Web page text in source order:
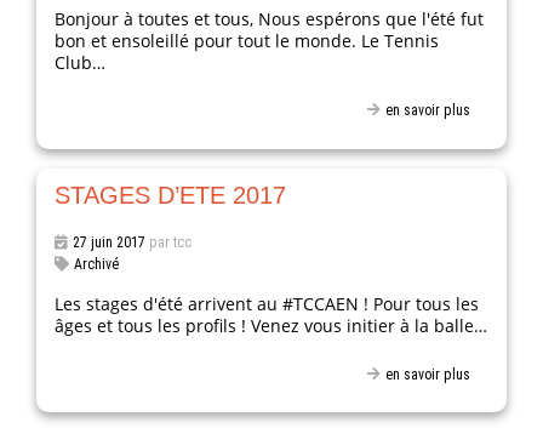
Bonjour à toutes et tous, Nous espérons que l'été fut
bon et ensoleillé pour tout le monde. Le Tennis
Club…
en savoir plus
STAGES D’ETE 2017
27 juin 2017 par tcc
Archivé
Les stages d'été arrivent au #TCCAEN ! Pour tous les
âges et tous les profils ! Venez vous initier à la balle…
en savoir plus